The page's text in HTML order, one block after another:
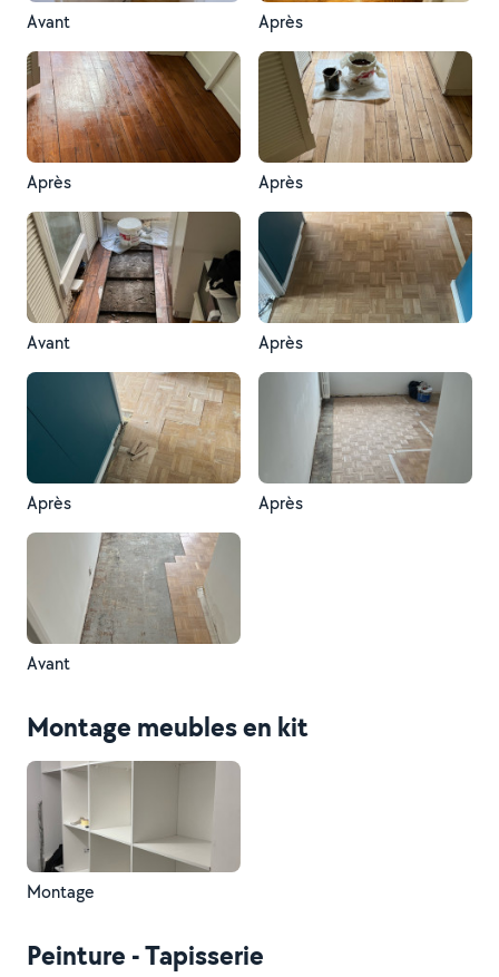
Avant Après
Après Après
Avant Après
Après Après
Avant
Montage meubles en kit
Montage
Peinture - Tapisserie